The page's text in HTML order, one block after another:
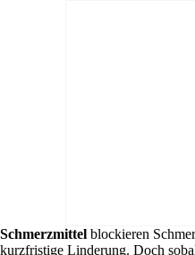
Schmerzmittel blockieren
kurzfristige Linderung. Doch